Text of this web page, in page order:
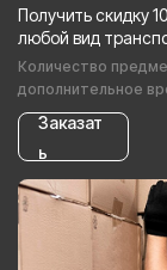
Получить скидку
любой вид
Количество
дополнительное
Заказат
ь